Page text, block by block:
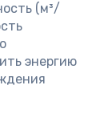
(м³/
энергию